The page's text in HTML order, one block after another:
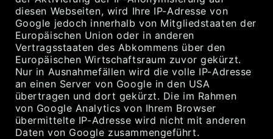
diesen Webseiten, wird Ihre IP-Adresse von
Google jedoch innerhalb von Mitgliedstaaten der
Europäischen Union oder in anderen
Vertragsstaaten des Abkommens über den
Europäischen Wirtschaftsraum zuvor gekürzt.
Nur in Ausnahmefällen wird die volle IP-Adresse
an einen Server von Google in den USA
übertragen und dort gekürzt. Die im Rahmen
von Google Analytics von Ihrem Browser
übermittelte IP-Adresse wird nicht mit anderen
Daten von Google zusammengeführt.